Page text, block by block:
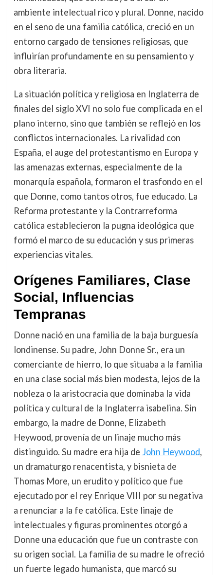
ambiente intelectual rico y plural. Donne, nacido
en el seno de una familia católica, creció en un
entorno cargado de tensiones religiosas, que
influirían profundamente en su pensamiento y
obra literaria.
La situación política y religiosa en Inglaterra de
finales del siglo XVI no solo fue complicada en el
plano interno, sino que también se reflejó en los
conflictos internacionales. La rivalidad con
España, el auge del protestantismo en Europa y
las amenazas externas, especialmente de la
monarquía española, formaron el trasfondo en el
que Donne, como tantos otros, fue educado. La
Reforma protestante y la Contrarreforma
católica establecieron la pugna ideológica que
formó el marco de su educación y sus primeras
experiencias vitales.
Orígenes Familiares, Clase
Social, Influencias
Tempranas
Donne nació en una familia de la baja burguesía
londinense. Su padre, John Donne Sr., era un
comerciante de hierro, lo que situaba a la familia
en una clase social más bien modesta, lejos de la
nobleza o la aristocracia que dominaba la vida
política y cultural de la Inglaterra isabelina. Sin
embargo, la madre de Donne, Elizabeth
Heywood, provenía de un linaje mucho más
distinguido. Su madre era hija de John Heywood,
un dramaturgo renacentista, y bisnieta de
Thomas More, un erudito y político que fue
ejecutado por el rey Enrique VIII por su negativa
a renunciar a la fe católica. Este linaje de
intelectuales y figuras prominentes otorgó a
Donne una educación que fue un contraste con
su origen social. La familia de su madre le ofreció
un fuerte legado humanista, que marcó su